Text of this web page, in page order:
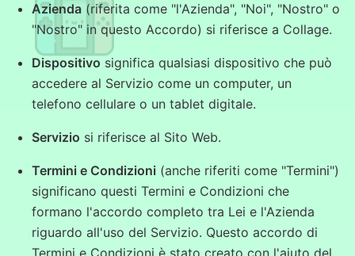
Azienda (riferita come "l'Azienda", "Noi", "Nostro" o
"Nostro" in questo Accordo) si riferisce a Collage.
Dispositivo significa qualsiasi dispositivo che può
accedere al Servizio come un computer, un
telefono cellulare o un tablet digitale.
Servizio si riferisce al Sito Web.
Termini e Condizioni (anche riferiti come "Termini")
significano questi Termini e Condizioni che
formano l'accordo completo tra Lei e l'Azienda
riguardo all'uso del Servizio. Questo accordo di
Termini e Condizioni è stato creato con l'aiuto del